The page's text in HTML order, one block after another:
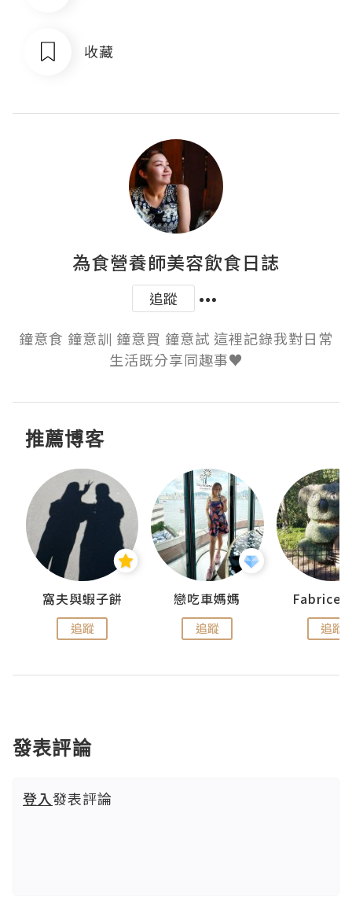
收藏
為食營養師美容飲食日誌
追蹤
鐘意食 鐘意訓 鐘意買 鐘意試 這裡記錄我對日常
生活既分享同趣事♥
推薦博客
窩夫與蝦子餅
追蹤
戀吃車媽媽
追蹤
Fabrice
追蹤
發表評論
登入發表評論